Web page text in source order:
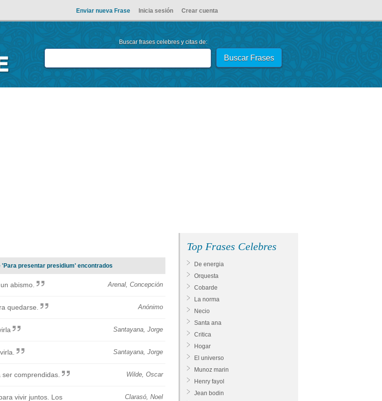
Enviar nueva Frase Inicia sesión Crear cuenta
Buscar frases celebres y citas de:
presentar presidium' encontrados
Arenal, Concepción
abismo.
Anónimo
quedarse.
Santayana, Jorge
Santayana, Jorge
Wilde, Oscar
comprendidas.
Clarasó, Noel
vivir juntos. Los
Top Frases Celebres
De energia
Orquesta
Cobarde
La norma
Necio
Santa ana
Critica
Hogar
El universo
Munoz marin
Henry fayol
Jean bodin